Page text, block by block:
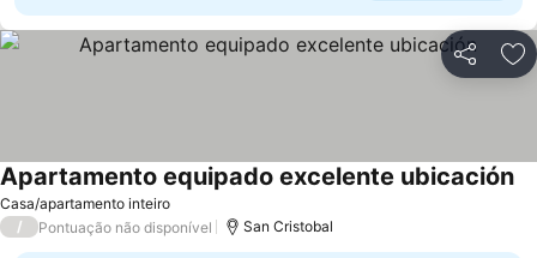
Partilhar
Casa/apartamento inteiro
Apartamento equipado excelente ubicación
/ Pontuação não disponível San Cristobal